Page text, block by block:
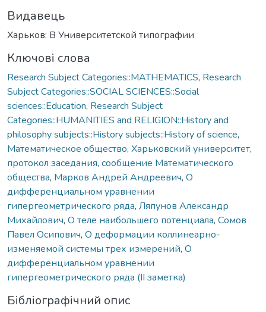
Видавець
Харьков: В Университетской типографии
Ключові слова
Research Subject Categories::MATHEMATICS, Research
Subject Categories::SOCIAL SCIENCES::Social
sciences::Education, Research Subject
Categories::HUMANITIES and RELIGION::History and
philosophy subjects::History subjects::History of science,
Математическое общество, Харьковский университет,
протокол заседания, сообщение Математического
общества, Марков Андрей Андреевич, О
дифференциальном уравнении
гипергеометрического ряда, Ляпунов Александр
Михайлович, О теле наибольшего потенциала, Сомов
Павел Осипович, О деформации коллинеарно-
изменяемой системы трех измерений, О
дифференциальном уравнении
гипергеометрического ряда (II заметка)
Бібліографічний опис